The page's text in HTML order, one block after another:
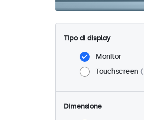
Tipo di display
Monitor
Touchscreen
Dimensione